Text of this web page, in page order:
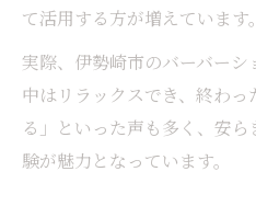
バーバーショップ
ア
バーバーチェアが
群馬県伊勢崎市で
イル
て活用する方が増えています。
実際、伊勢崎市のバーバー
中はリラックスでき、終わ
る」といった声も多く、安
験が魅力となっています。